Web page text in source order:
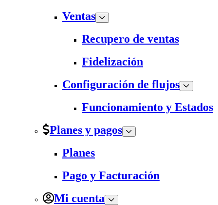
Ventas
Recupero de ventas
Fidelización
Configuración de flujos
Funcionamiento y Estados
Planes y pagos
Planes
Pago y Facturación
Mi cuenta